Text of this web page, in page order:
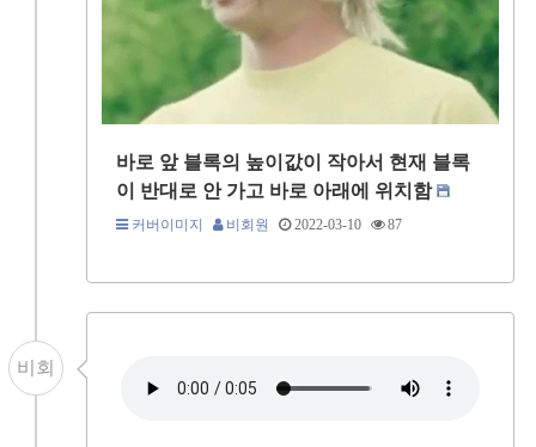
바로 앞 블록의 높이값이 작아서 현재 블록
이 반대로 안 가고 바로 아래에 위치함
커버이미지 비회원 2022-03-10 87
비회